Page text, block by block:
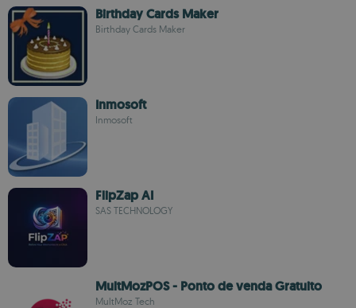
Birthday Cards Maker
Birthday Cards Maker
Inmosoft
Inmosoft
FlipZap AI
SAS TECHNOLOGY
MultMozPOS - Ponto de venda Gratuito
MultMoz Tech